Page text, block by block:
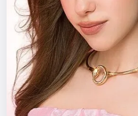
Площадки
Артисты
Рейтинги